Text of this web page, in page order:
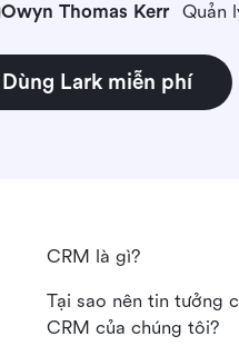
Owyn Thomas Kerr Quản
Dùng Lark miễn phí
CRM là gì?
Tại sao nên tin tưởng
CRM của chúng tôi?